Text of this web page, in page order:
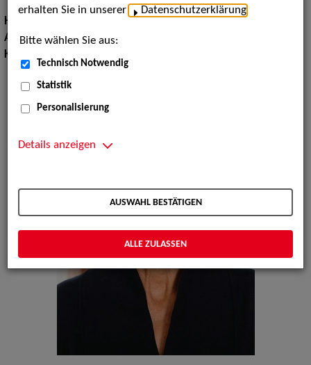
Haarfarbe:
Augenfarbe:braun
Körpergröße:
erhalten Sie in unserer
Datenschutzerklärung
Bitte wählen Sie aus:
Technisch Notwendig
Statistik
Personalisierung
Details anzeigen
AUSWAHL BESTÄTIGEN
ALLE ZULASSEN